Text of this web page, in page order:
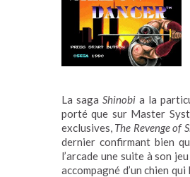
La saga Shinobi a la
porté que sur Master
exclusives, The Revenge of
dernier confirmant bien
l’arcade une suite à son
accompagné d’un chien